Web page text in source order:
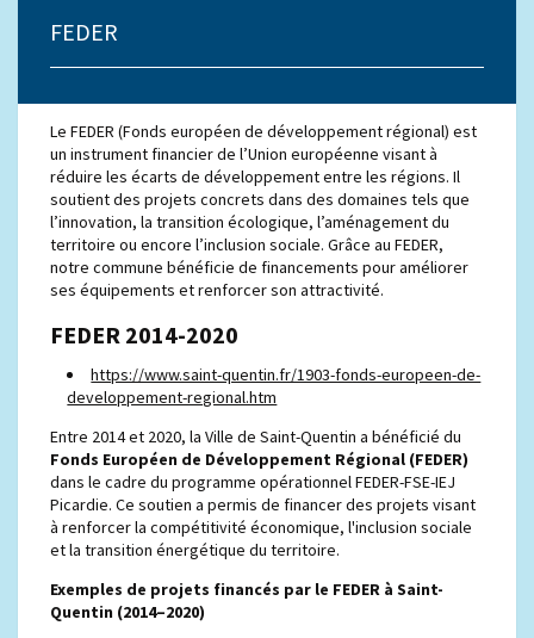
FEDER
Le FEDER (Fonds européen de développement régional) est
un instrument financier de l’Union européenne visant à
réduire les écarts de développement entre les régions. Il
soutient des projets concrets dans des domaines tels que
l’innovation, la transition écologique, l’aménagement du
territoire ou encore l’inclusion sociale. Grâce au FEDER,
notre commune bénéficie de financements pour améliorer
ses équipements et renforcer son attractivité.
FEDER 2014-2020
https://www.saint-quentin.fr/1903-fonds-europeen-de-
developpement-regional.htm
Entre 2014 et 2020, la Ville de Saint-Quentin a bénéficié du
Fonds Européen de Développement Régional (FEDER)
dans le cadre du programme opérationnel FEDER-FSE-IEJ
Picardie. Ce soutien a permis de financer des projets visant
à renforcer la compétitivité économique, l'inclusion sociale
et la transition énergétique du territoire.
Exemples de projets financés par le FEDER à Saint-
Quentin (2014–2020)